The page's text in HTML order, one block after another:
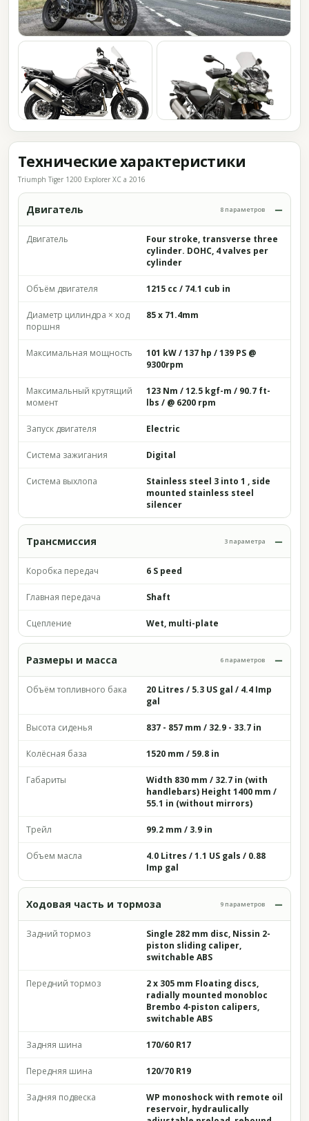
Технические характеристики
Triumph Tiger 1200 Explorer XC a 2016
Двигатель 8 параметров
Двигатель
Four stroke, transverse three
cylinder. DOHC, 4 valves per
cylinder
Объём двигателя 1215 cc / 74.1 cub in
Диаметр цилиндра × ход
поршня
85 x 71.4mm
Максимальная мощность
101 kW / 137 hp / 139 PS @
9300rpm
Максимальный крутящий
момент
123 Nm / 12.5 kgf-m / 90.7 ft-
lbs / @ 6200 rpm
Запуск двигателя Electric
Система зажигания Digital
Система выхлопа
Stainless steel 3 into 1 , side
mounted stainless steel
silencer
Трансмиссия 3 параметра
Коробка передач 6 S peed
Главная передача Shaft
Сцепление Wet, multi-plate
Размеры и масса 6 параметров
Объём топливного бака
20 Litres / 5.3 US gal / 4.4 Imp
gal
Высота сиденья 837 - 857 mm / 32.9 - 33.7 in
Колёсная база 1520 mm / 59.8 in
Габариты
Width 830 mm / 32.7 in (with
handlebars) Height 1400 mm /
55.1 in (without mirrors)
Трейл 99.2 mm / 3.9 in
Объем масла
4.0 Litres / 1.1 US gals / 0.88
Imp gal
Ходовая часть и тормоза 9 параметров
Задний тормоз
Single 282 mm disc, Nissin 2-
piston sliding caliper,
switchable ABS
Передний тормоз
2 x 305 mm Floating discs,
radially mounted monobloc
Brembo 4-piston calipers,
switchable ABS
Задняя шина 170/60 R17
Передняя шина 120/70 R19
Задняя подвеска
WP monoshock with remote oil
reservoir, hydraulically